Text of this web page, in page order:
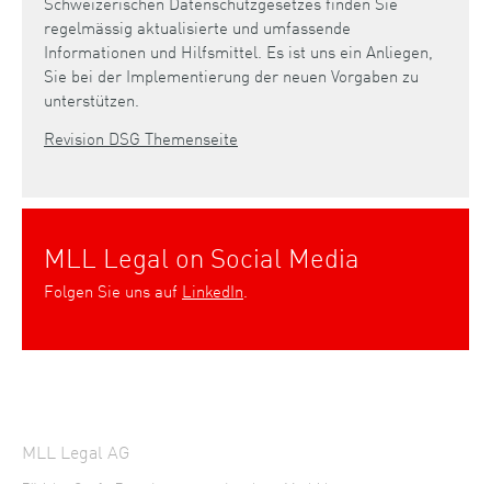
regelmässig aktualisierte und umfassende
Informationen und Hilfsmittel. Es ist uns ein Anliegen,
Sie bei der Implementierung der neuen Vorgaben zu
unterstützen.
Revision DSG Themenseite
MLL Legal on Social Media
Folgen Sie uns auf LinkedIn.
MLL Legal AG